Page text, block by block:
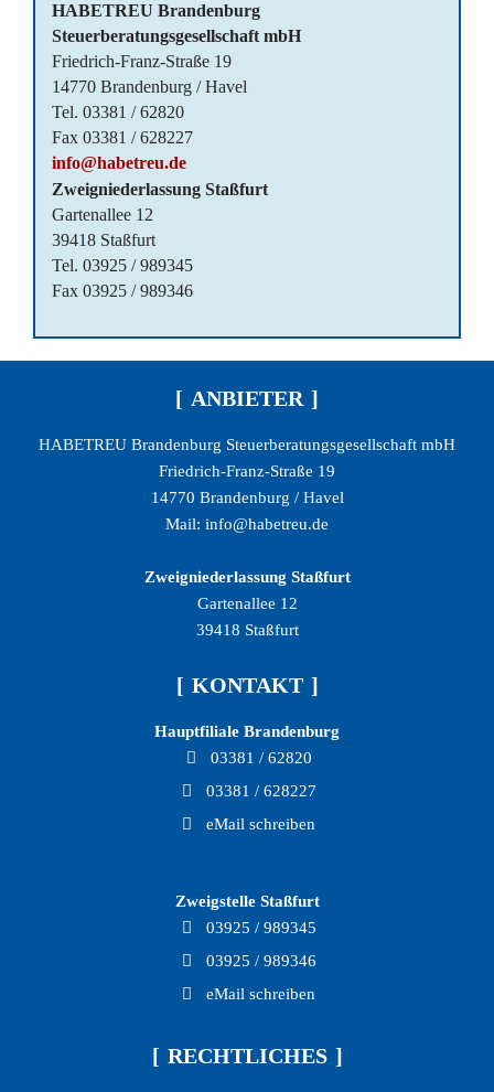
HABETREU Brandenburg
Steuerberatungsgesellschaft mbH
Friedrich-Franz-Straße 19
14770 Brandenburg / Havel
Tel. 03381 / 62820
Fax 03381 / 628227
info@habetreu.de
Zweigniederlassung Staßfurt
Gartenallee 12
39418 Staßfurt
Tel. 03925 / 989345
Fax 03925 / 989346
ANBIETER
HABETREU Brandenburg Steuerberatungsgesellschaft mbH
Friedrich-Franz-Straße 19
14770 Brandenburg / Havel
Mail: info@habetreu.de
Zweigniederlassung Staßfurt
Gartenallee 12
39418 Staßfurt
KONTAKT
Hauptfiliale Brandenburg
03381 / 62820
03381 / 628227
eMail schreiben
Zweigstelle Staßfurt
03925 / 989345
03925 / 989346
eMail schreiben
RECHTLICHES